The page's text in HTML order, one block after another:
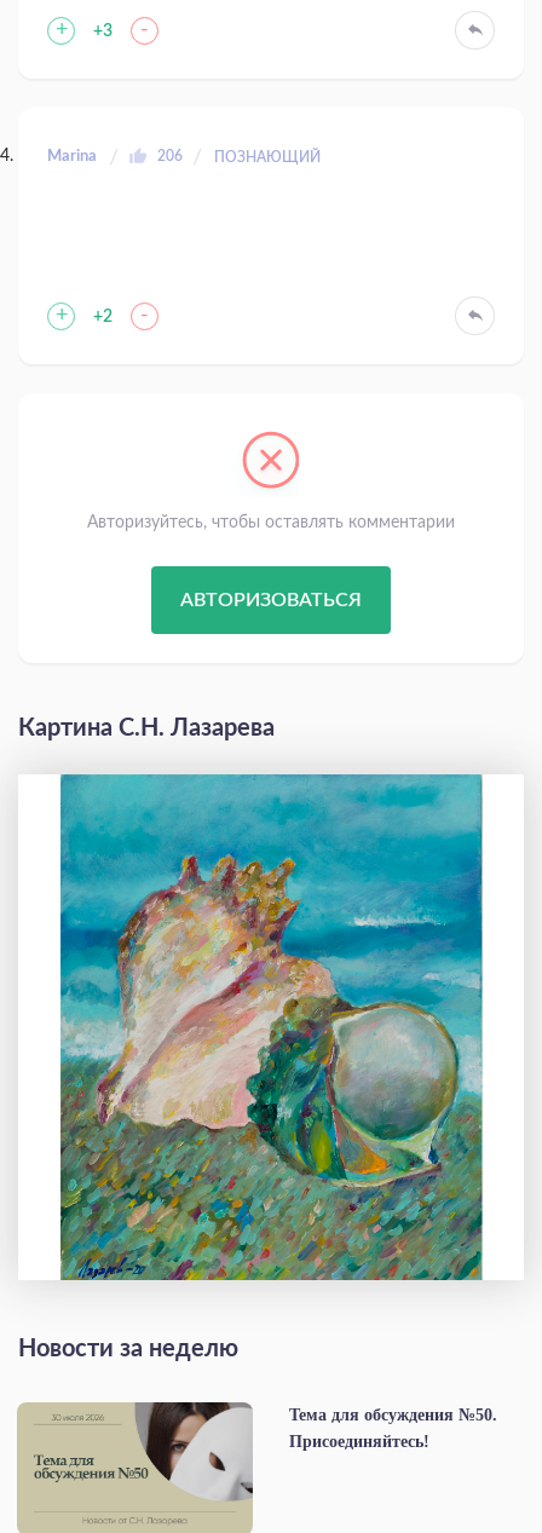
+ +3 -
Marina 206 ПОЗНАЮЩИЙ
+ +2 -
Авторизуйтесь, чтобы оставлять комментарии
АВТОРИЗОВАТЬСЯ
Картина С.Н. Лазарева
Новости за неделю
Тема для обсуждения №50.
Присоединяйтесь!